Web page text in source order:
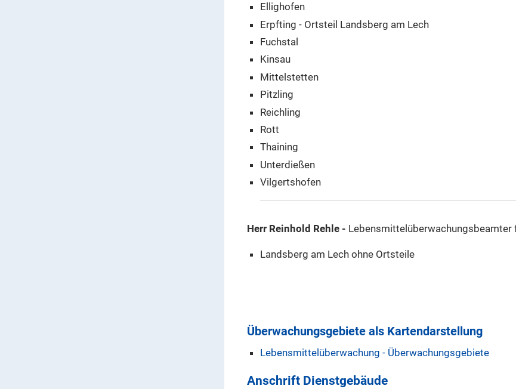
Ellighofen
Erpfting - Ortsteil Landsberg am Lech
Fuchstal
Kinsau
Mittelstetten
Pitzling
Reichling
Rott
Thaining
Unterdießen
Vilgertshofen
Herr Reinhold Rehle - Lebensmittelüberwachungsbeamter
Landsberg am Lech ohne Ortsteile
Überwachungsgebiete als Kartendarstellung
Lebensmittelüberwachung - Überwachungsgebiete
Anschrift Dienstgebäude